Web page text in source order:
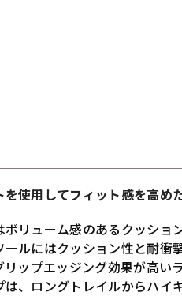
使用してフィット感を高め
リューム感のあるクッシ
ルにはクッション性と耐
ップエッジング効果が高い
、ロングトレイルからハイ